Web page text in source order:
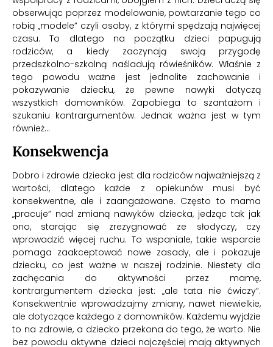
obserwując poprzez modelowanie, powtarzanie tego co
robią „modele” czyli osoby, z którymi spędzają najwięcej
czasu. To dlatego na początku dzieci papugują
rodziców, a kiedy zaczynają swoją przygodę
przedszkolno-szkolną naśladują rówieśników. Właśnie z
tego powodu ważne jest jednolite zachowanie i
pokazywanie dziecku, że pewne nawyki dotyczą
wszystkich domowników. Zapobiega to szantażom i
szukaniu kontrargumentów. Jednak ważna jest w tym
również…
Konsekwencja
Dobro i zdrowie dziecka jest dla rodziców najważniejszą z
wartości, dlatego każde z opiekunów musi być
konsekwentne, ale i zaangażowane. Często to mama
„pracuje” nad zmianą nawyków dziecka, jedząc tak jak
ono, starając się zrezygnować ze słodyczy, czy
wprowadzić więcej ruchu. To wspaniale, takie wsparcie
pomaga zaakceptować nowe zasady, ale i pokazuje
dziecku, co jest ważne w naszej rodzinie. Niestety dla
zachęcania do aktywności przez mamę,
kontrargumentem dziecka jest: „ale tata nie ćwiczy”.
Konsekwentnie wprowadzajmy zmiany, nawet niewielkie,
ale dotyczące każdego z domowników. Każdemu wyjdzie
to na zdrowie, a dziecko przekona do tego, że warto. Nie
bez powodu aktywne dzieci najczęściej mają aktywnych